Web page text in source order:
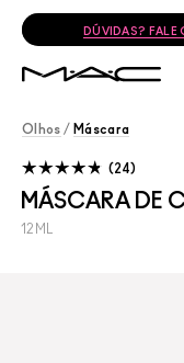
DÚVIDAS? FALE
Olhos / Máscara
MÁSCARA DE
12ML
24